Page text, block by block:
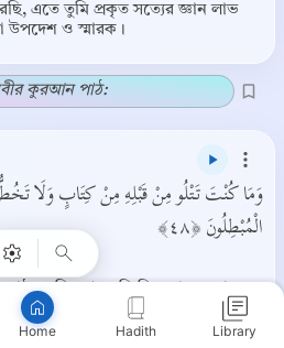
Home Hadith Library
এতে তুমি প্রকৃত সত্যের জ্ঞান লাভ
উপদেশ ও স্মারক।
কুরআন পাঠ:
وَمَا كُنْتَ تَتْلُو مِنْ قَبْلِهِ مِنْ كِتَابٍ وَلَا
الْمُبْطِلُونَ ﴿٤٨﴾
পাঠ করনি, আর তুমি নিজ হাতে কোন
সন্দেহ পোষণ করত।